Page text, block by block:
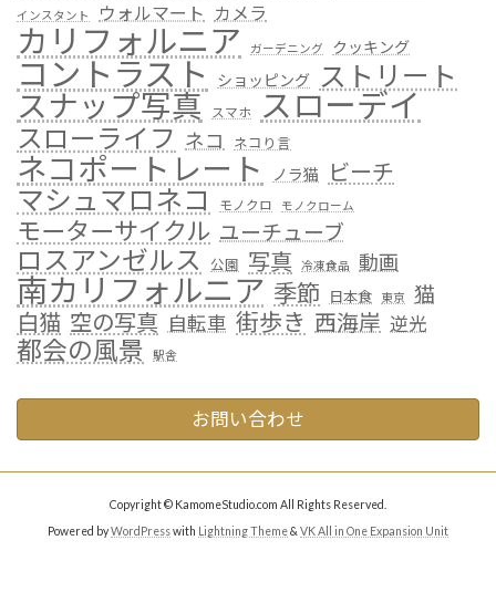
インスタント ウォルマート カメラ
カリフォルニア ガーデニング クッキング
コントラスト ショッピング ストリート
スナップ写真 スマホ スローデイ
スローライフ ネコ ネコり言
ネコポートレート ノラ猫 ビーチ
マシュマロネコ モノクロ モノクローム
モーターサイクル ユーチューブ
ロスアンゼルス 公園 写真 冷凍食品 動画
南カリフォルニア 季節 日本食 東京 猫
白猫 空の写真 自転車 街歩き 西海岸 逆光
都会の風景 駅舎
お問い合わせ
Copyright © KamomeStudio.com All Rights Reserved.
Powered byWordPresswith Lightning Theme& VK All in One Expansion Unit